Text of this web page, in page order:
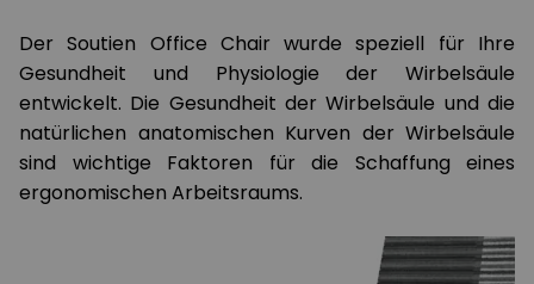
Der Soutien Office Chair wurde speziell für Ihre
Gesundheit und Physiologie der Wirbelsäule
entwickelt. Die Gesundheit der Wirbelsäule und die
natürlichen anatomischen Kurven der Wirbelsäule
sind wichtige Faktoren für die Schaffung eines
ergonomischen Arbeitsraums.